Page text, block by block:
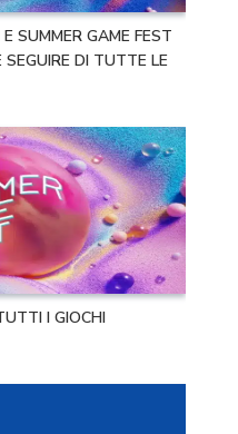
SUMMER GAME FEST
DI TUTTE LE
I GIOCHI